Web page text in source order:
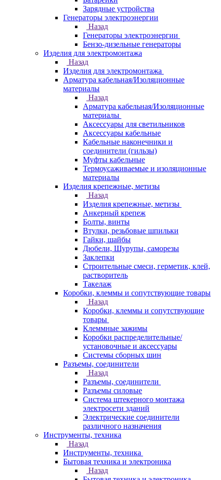
Зарядные устройства
Генераторы электроэнергии
Назад
Генераторы электроэнергии
Бензо-дизельные генераторы
Изделия для электромонтажа
Назад
Изделия для электромонтажа
Арматура кабельная/Изоляционные
материалы
Назад
Арматура кабельная/Изоляционные
материалы
Аксессуары для светильников
Аксессуары кабельные
Кабельные наконечники и
соединители (гильзы)
Муфты кабельные
Термоусаживаемые и изоляционные
материалы
Изделия крепежные, метизы
Назад
Изделия крепежные, метизы
Анкерный крепеж
Болты, винты
Втулки, резьбовые шпильки
Гайки, шайбы
Дюбели, Шурупы, саморезы
Заклепки
Строительные смеси, герметик, клей,
растворитель
Такелаж
Коробки, клеммы и сопутствующие товары
Назад
Коробки, клеммы и сопутствующие
товары
Клеммные зажимы
Коробки распределительные/
установочные и аксессуары
Системы сборных шин
Разъемы, соединители
Назад
Разъемы, соединители
Разъемы силовые
Система штекерного монтажа
электросети зданий
Электрические соединители
различного назначения
Инструменты, техника
Назад
Инструменты, техника
Бытовая техника и электроника
Назад